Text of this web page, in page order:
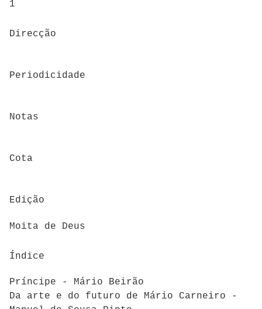
1
Direcção
Periodicidade
Notas
Cota
Edição
Moita de Deus
Índice
Príncipe - Mário Beirão
Da arte e do futuro de Mário Carneiro -